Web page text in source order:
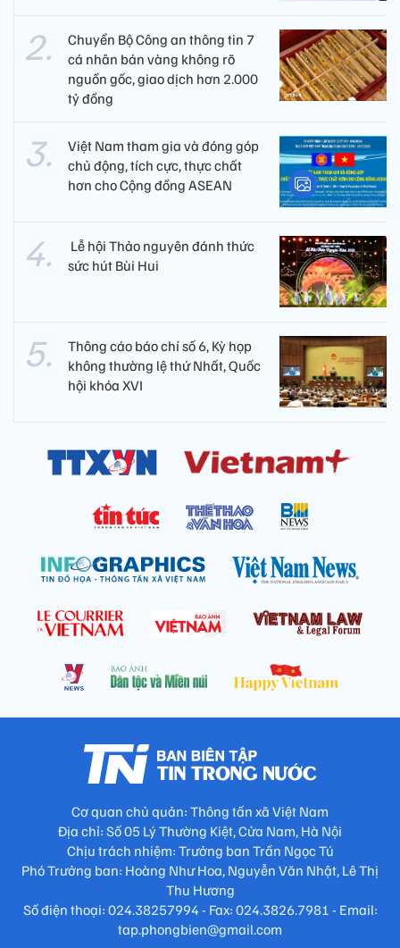
Chuyển Bộ Công an thông tin 7
cá nhân bán vàng không rõ
nguồn gốc, giao dịch hơn 2.000
tỷ đồng
Việt Nam tham gia và đóng góp
chủ động, tích cực, thực chất
hơn cho Cộng đồng ASEAN
​ Lễ hội Thảo nguyên đánh thức
sức hút Bùi Hui
Thông cáo báo chí số 6, Kỳ họp
không thường lệ thứ Nhất, Quốc
hội khóa XVI
Cơ quan chủ quản: Thông tấn xã Việt Nam
Địa chỉ: Số 05 Lý Thường Kiệt, Cửa Nam, Hà Nội
Chịu trách nhiệm: Trưởng ban Trần Ngọc Tú
Phó Trưởng ban: Hoàng Như Hoa, Nguyễn Văn Nhật, Lê Thị
Thu Hương
Số điện thoại: 024.38257994 - Fax: 024.3826.7981 - Email:
tap.phongbien@gmail.com